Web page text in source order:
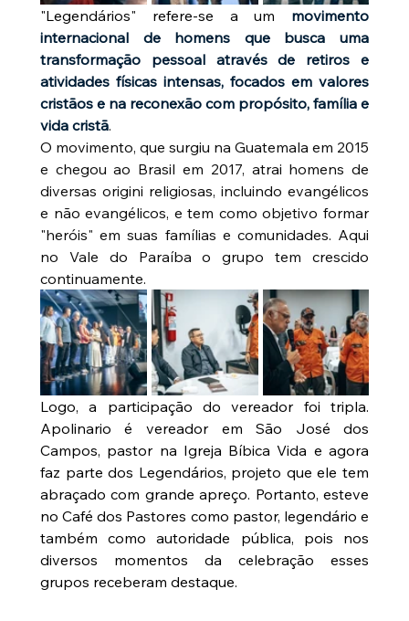
"Legendários" refere-se a um movimento
internacional de homens que busca uma
transformação pessoal através de retiros e
atividades físicas intensas, focados em valores
cristãos e na reconexão com propósito, família e
vida cristã.
O movimento, que surgiu na Guatemala em 2015
e chegou ao Brasil em 2017, atrai homens de
diversas origini religiosas, incluindo evangélicos
e não evangélicos, e tem como objetivo formar
"heróis" em suas famílias e comunidades. Aqui
no Vale do Paraíba o grupo tem crescido
continuamente.
Logo, a participação do vereador foi tripla.
Apolinario é vereador em São José dos
Campos, pastor na Igreja Bíbica Vida e agora
faz parte dos Legendários, projeto que ele tem
abraçado com grande apreço. Portanto, esteve
no Café dos Pastores como pastor, legendário e
também como autoridade pública, pois nos
diversos momentos da celebração esses
grupos receberam destaque.